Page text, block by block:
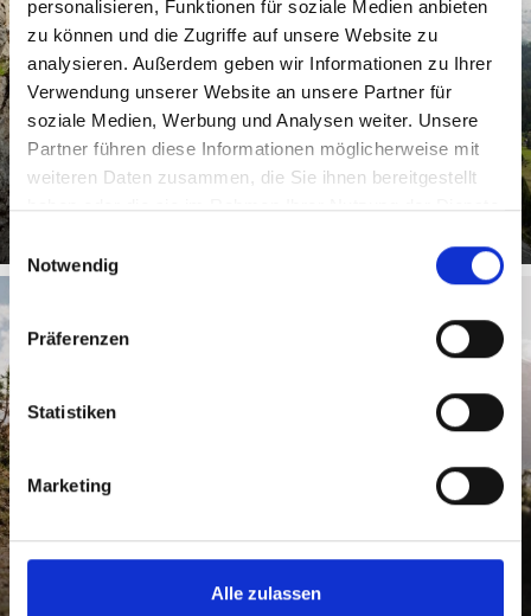
personalisieren, Funktionen für soziale Medien anbieten
zu können und die Zugriffe auf unsere Website zu
analysieren. Außerdem geben wir Informationen zu Ihrer
Verwendung unserer Website an unsere Partner für
soziale Medien, Werbung und Analysen weiter. Unsere
Partner führen diese Informationen möglicherweise mit
weiteren Daten zusammen, die Sie ihnen bereitgestellt
haben oder die sie im Rahmen Ihrer Nutzung der Dienste
Einwilligungsauswahl
Notwendig
Präferenzen
Statistiken
Marketing
Alle zulassen
Ein Klettergarten für Kinder und junggebliebene Große.
Mitten im Ort und doch ganz in der Natur bietet die
Im Ortlergebiet wandern Familien ganz entspannt von
Mehr erfahren